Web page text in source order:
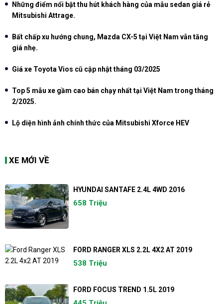
Những điểm nổi bật thu hút khách hàng của mẫu sedan giá rẻ
Mitsubishi Attrage.
Bất chấp xu hướng chung, Mazda CX-5 tại Việt Nam vẫn tăng
giá nhẹ.
Giá xe Toyota Vios cũ cập nhật tháng 03/2025
Top 5 mẫu xe gầm cao bán chạy nhất tại Việt Nam trong tháng
2/2025.
Lộ diện hình ảnh chính thức của Mitsubishi Xforce HEV
XE MỚI VỀ
HYUNDAI SANTAFE 2.4L 4WD 2016
658 Triệu
FORD RANGER XLS 2.2L 4X2 AT 2019
538 Triệu
FORD FOCUS TREND 1.5L 2019